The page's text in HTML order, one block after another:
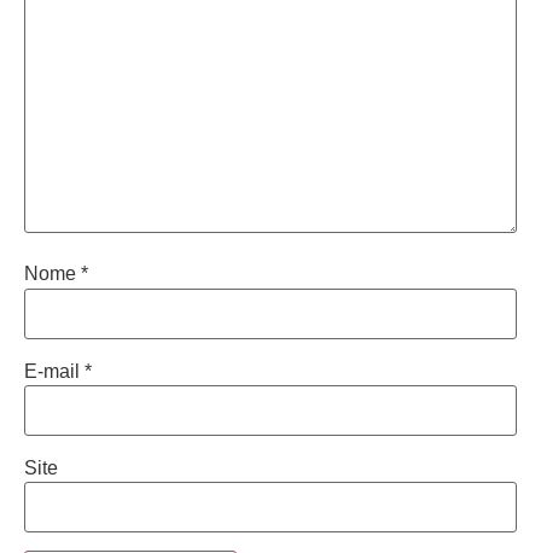
Nome *
E-mail *
Site